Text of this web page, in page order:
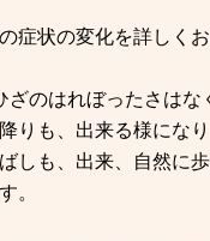
症状の変化を詳しく
ざのはれぼったさはな
りも、出来る様になり
しも、出来、自然に
。